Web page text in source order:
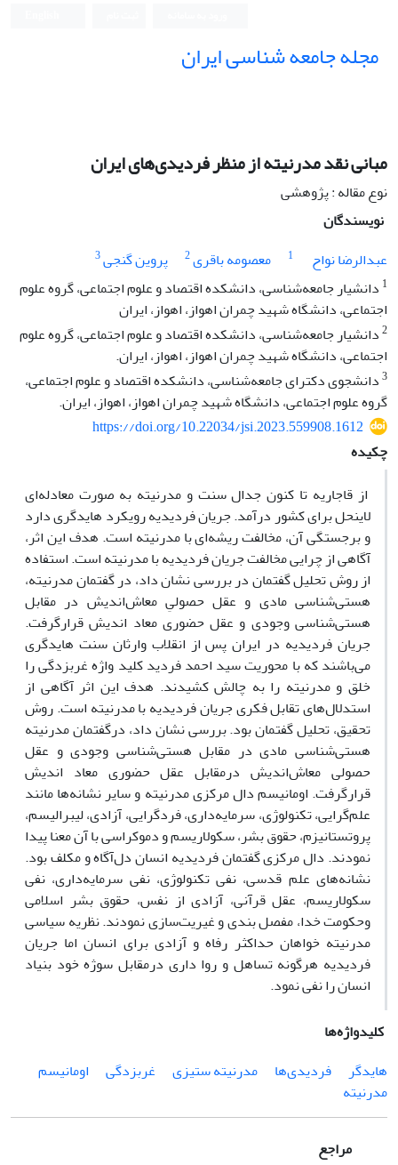
مجله جامعه شناسی ایران
مبانی نقد مدرنیته از منظر فردیدی‌های ایران
نوع مقاله : پژوهشی
نویسندگان
عبدالرضا نواح
1 معصومه باقری2 پروین گنجی3
1 دانشیار جامعه‌شناسی، دانشکده اقتصاد و علوم اجتماعی، گروه علوم
اجتماعی، دانشگاه شهید چمران اهواز، اهواز، ایران
2دانشیار جامعه‌شناسی، دانشکده اقتصاد و علوم اجتماعی، گروه علوم
اجتماعی، دانشگاه شهید چمران اهواز، اهواز، ایران.
3دانشجوی دکترای جامعه‌شناسی، دانشکده اقتصاد و علوم اجتماعی،
گروه علوم اجتماعی، دانشگاه شهید چمران اهواز، اهواز، ایران.
https://doi.org/10.22034/jsi.2023.559908.1612
چکیده
از قاجاریه تا کنون جدال سنت و مدرنیته به صورت معادله‌ای
لاینحل برای کشور درآمد. جریان فردیدیه رویکرد هایدگری دارد
و برجستگی آن، مخالفت ریشه‌ای با مدرنیته است. هدف این اثر،
آگاهی از چرایی مخالفت جریان فردیدیه با مدرنیته است. استفاده
از روش تحلیل گفتمان در بررسی نشان داد، در گفتمان مدرنیته،
هستی‌شناسی مادی و عقل حصولیِ معاش‌اندیش در مقابل
هستی‌شناسی وجودی و عقل حضوری معاد اندیش قرارگرفت.
جریان فردیدیه در ایران پس از انقلاب وارثان سنت هایدگری
می‌باشند که با محوریت سید احمد فردید کلید واژه غربزدگی را
خلق و مدرنیته را به چالش کشیدند. هدف این اثر آگاهی از
استدلال‌های تقابل فکری جریان فردیدیه با مدرنیته است. روش
تحقیق، تحلیل گفتمان بود. بررسی نشان داد، درگفتمان مدرنیته
هستی‌شناسی مادی در مقابل هستی‌شناسی وجودی و عقل
حصولی معاش‌اندیش درمقابل عقل حضوری معاد اندیش
قرارگرفت. اومانیسم دال مرکزی مدرنیته و سایر نشانه‌ها مانند
علم‌گرایی، تکنولوژی، سرمایه‌داری، فردگرایی، آزادى، لیبرالیسم،
پروتستانیزم، حقوق بشر، سکولاریسم و دموکراسی با آن معنا پیدا
نمودند. دال مرکزی گفتمان فردیدیه انسان دل‌آگاه و مکلف بود.
نشانه‌های علم قدسی، نفی تکنولوژی، نفی سرمایه‌داری، نفی
سکولاریسم، عقل قرآنی، آزادی از نفس، حقوق بشر اسلامی
وحکومت خدا، مفصل بندی و غیریت‌سازی نمودند. نظریه سیاسی
مدرنیته خواهان حداکثر رفاه و آزادی برای انسان اما جریان
فردیدیه هرگونه تساهل و روا داری درمقابل سوژه خود بنیاد
انسان را نفی نمود.
کلیدواژه‌ها
هایدگر
فردیدی‌ها مدرنیته ستیزی غربزدگی
اومانیسم
مدرنیته
مراجع